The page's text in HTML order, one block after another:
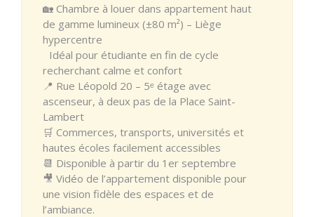
🏡 Chambre à louer dans appartement haut
de gamme lumineux (±80 m²) – Liège
hypercentre
Idéal pour étudiante en fin de cycle
recherchant calme et confort
📍 Rue Léopold 20 – 5ᵉ étage avec
ascenseur, à deux pas de la Place Saint-
Lambert
🛒 Commerces, transports, universités et
hautes écoles facilement accessibles
📆 Disponible à partir du 1er septembre
🎥 Vidéo de l’appartement disponible pour
une vision fidèle des espaces et de
l’ambiance.